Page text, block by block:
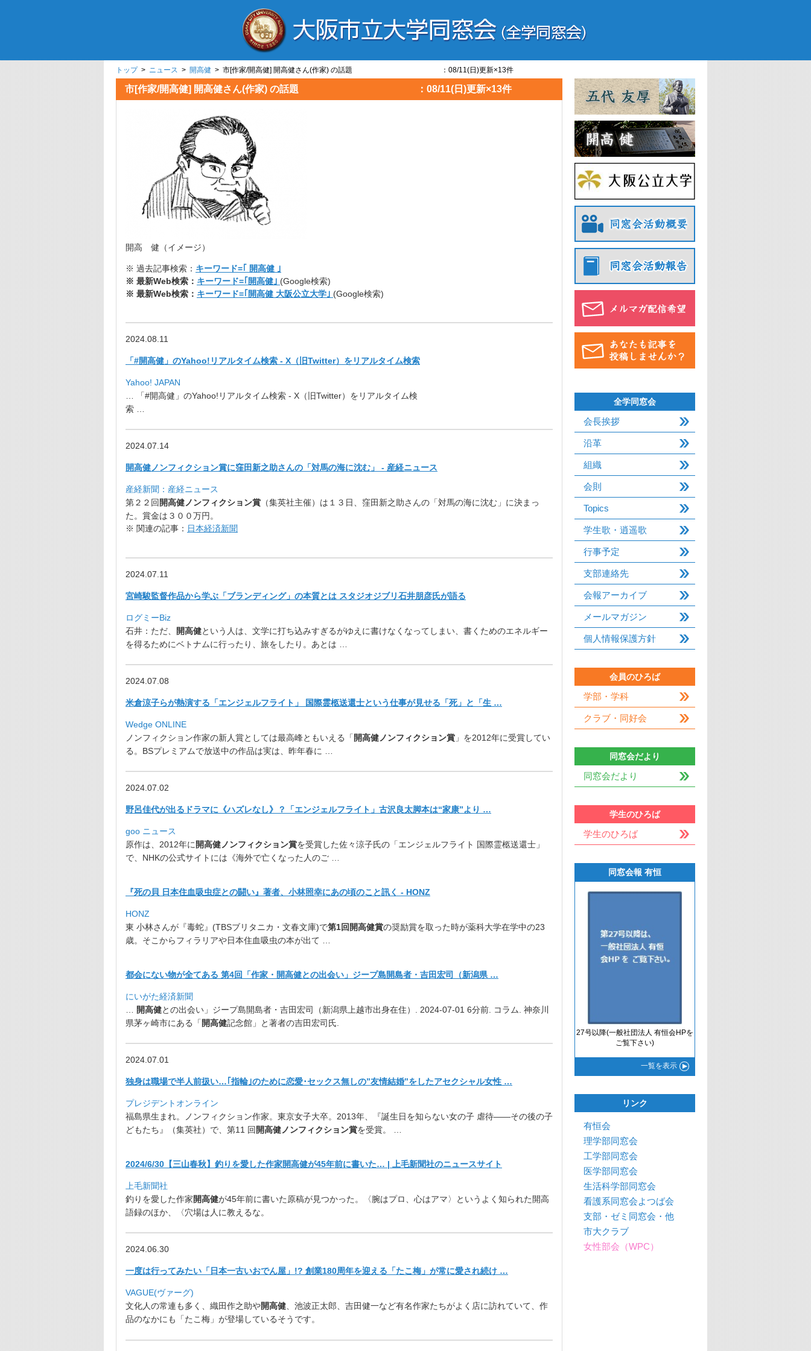
トップ> ニュース > 開高健 > 市[作家/開高健] 開高健さん(作家) の話題 ：08/11(日)更新×13件
市[作家/開高健] 開高健さん(作家) の話題 ：08/11(日)更新×13件
開高 健（イメージ）
※ 過去記事検索： キーワード=｢ 開高健 ｣
※ 最新Web検索： キーワード=｢開高健｣ (Google検索)
※ 最新Web検索： キーワード=｢開高健 大阪公立大学｣ (Google検索)
2024.08.11
「#開高健」のYahoo!リアルタイム検索 - X（旧Twitter）をリアルタイム検索
Yahoo! JAPAN
… 「#開高健」のYahoo!リアルタイム検索 - X（旧Twitter）をリアルタイム検
索 …
2024.07.14
開高健ノンフィクション賞に窪田新之助さんの「対馬の海に沈む」 - 産経ニュース
産経新聞：産経ニュース
第２２回 開高健ノンフィクション賞 （集英社主催）は１３日、 窪田新之助さんの「対馬の海に沈む」に決まっ
た。 賞金は３００万円。
※ 関連の記事： 日本経済新聞
2024.07.11
宮崎駿監督作品から学ぶ「ブランディング」の本質とは スタジオジブリ石井朋彦氏が語る
ログミーBiz
石井：ただ、 開高健という人は、 文学に打ち込みすぎるがゆえに書けなくなってしまい、 書くためのエネルギー
を得るためにベトナムに行ったり、 旅をしたり。あとは …
2024.07.08
米倉涼子らが熱演する「エンジェルフライト」 国際霊柩送還士という仕事が見せる「死」と「生 …
Wedge ONLINE
ノンフィクション作家の新人賞としては最高峰ともいえる「 開高健ノンフィクション賞 」を2012年に受賞してい
る。 BSプレミアムで放送中の作品は実は、昨年春に …
2024.07.02
野呂佳代が出るドラマに《ハズレなし》？「エンジェルフライト」 古沢良太脚本は“家康”より …
goo ニュース
原作は、2012年に 開高健ノンフィクション賞を受賞した佐々涼子氏の「エンジェルフライト 国際霊柩送還士」
で、NHKの公式サイトには《海外で亡くなった人のご …
『死の貝 日本住血吸虫症との闘い』著者、小林照幸にあの頃のこと訊く - HONZ
HONZ
東 小林さんが『毒蛇』(TBSブリタニカ・文春文庫)で第1回開高健賞の奨励賞を取った時が薬科大学在学中の23
歳。 そこからフィラリアや日本住血吸虫の本が出て …
都会にない物が全てある 第4回「作家・開高健との出会い」ジープ島開島者・吉田宏司（新潟県 …
にいがた経済新聞
開高健との出会い」ジープ島開島者・吉田宏司（新潟県上越市出身在住）. 2024-07-01 6分前. コラム. 神奈川
県茅ヶ崎市にある「 開高健記念館」と著者の吉田宏司氏.
2024.07.01
独身は職場で半人前扱い…｢指輪｣のために恋愛･セックス無しの”友情結婚”をしたアセクシャル女性 …
プレジデントオンライン
福島県生まれ。ノンフィクション作家。東京女子大卒。 2013年、『誕生日を知らない女の子 虐待――その後の子
どもたち』（集英社）で、第11 回 開高健ノンフィクション賞を受賞。 …
2024/6/30【三山春秋】釣りを愛した作家開高健が45年前に書いた… | 上毛新聞社のニュースサイト
上毛新聞社
釣りを愛した作家開高健が45年前に書いた原稿が見つかった。〈腕はプロ、心はアマ〉というよく知られた開高
語録のほか、〈穴場は人に教えるな。
2024.06.30
一度は行ってみたい「日本一古いおでん屋」!? 創業180周年を迎える「たこ梅」が常に愛され続け …
VAGUE(ヴァーグ)
文化人の常連も多く、織田作之助や開高健、池波正太郎、 吉田健一など有名作家たちがよく店に訪れていて、 作
品のなかにも「たこ梅」が登場しているそうです。
全学同窓会
会長挨拶
沿革
組織
会則
Topics
学生歌・逍遥歌
行事予定
支部連絡先
会報アーカイブ
メールマガジン
個人情報保護方針
会員のひろば
学部・学科
クラブ・同好会
同窓会だより
同窓会だより
学生のひろば
学生のひろば
同窓会報 有恒
27号以降(一般社団法人 有恒会HPを
ご覧下さい)
一覧を表示
リンク
有恒会
理学部同窓会
工学部同窓会
医学部同窓会
生活科学部同窓会
看護系同窓会よつば会
支部・ゼミ同窓会・他
市大クラブ
女性部会（WPC）